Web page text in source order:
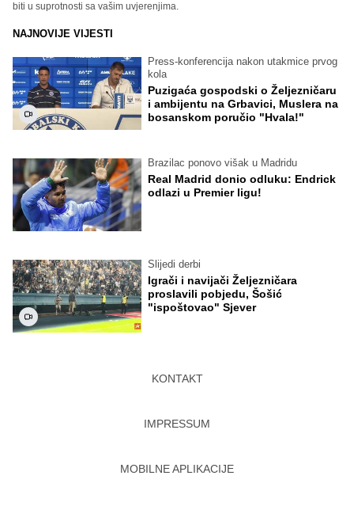
biti u suprotnosti sa vašim uvjerenjima.
NAJNOVIJE VIJESTI
Press-konferencija nakon utakmice prvog
kola
Puzigaća gospodski o Željezničaru
i ambijentu na Grbavici, Muslera na
bosanskom poručio "Hvala!"
Brazilac ponovo višak u Madridu
Real Madrid donio odluku: Endrick
odlazi u Premier ligu!
Slijedi derbi
Igrači i navijači Željezničara
proslavili pobjedu, Šošić
"ispoštovao" Sjever
KONTAKT
IMPRESSUM
MOBILNE APLIKACIJE